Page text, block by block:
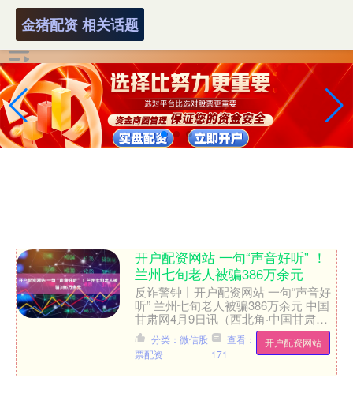
金猪配资 相关话题
开户配资网站 一句“声音好听” ！
兰州七旬老人被骗386万余元
反诈警钟丨开户配资网站 一句“声音好
听” 兰州七旬老人被骗386万余元 中国
甘肃网4月9日讯（西北角·中国甘肃网
记者 程健 实习生 马文博）近日，兰州
市城关区7....
开户配资网站
分类：微信股
票配资
查看：
171